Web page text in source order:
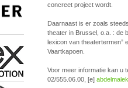
concreet project wordt.
Daarnaast is er zoals
theater in Brussel, o.a. : de
lexicon van theatertermen”
Vaartkapoen.
Voor meer informatie kan u
02/555.06.00, [e]